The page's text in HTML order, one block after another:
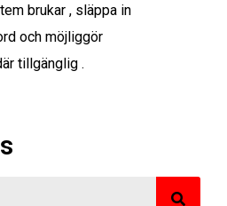
brukar , släppa in
och möjliggör
tillgänglig .